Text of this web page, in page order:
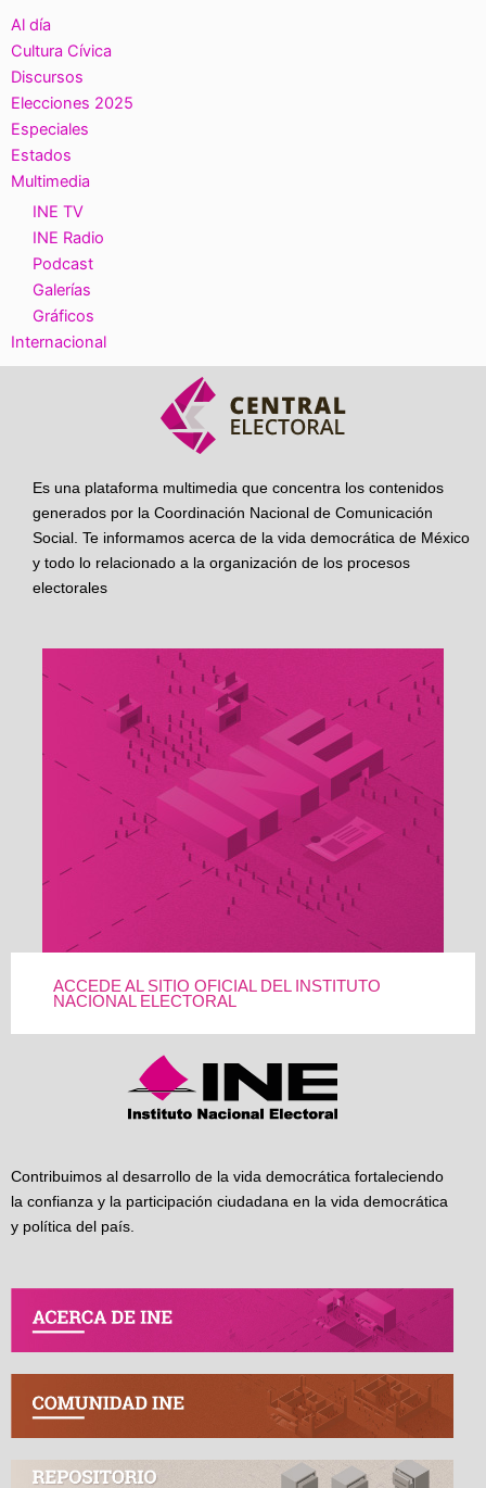
Al día
Cultura Cívica
Discursos
Elecciones 2025
Especiales
Estados
Multimedia
INE TV
INE Radio
Podcast
Galerías
Gráficos
Internacional
Es una plataforma multimedia que concentra los contenidos
generados por la Coordinación Nacional de Comunicación
Social. Te informamos acerca de la vida democrática de México
y todo lo relacionado a la organización de los procesos
electorales
ACCEDE AL SITIO OFICIAL DEL INSTITUTO
NACIONAL ELECTORAL
Contribuimos al desarrollo de la vida democrática fortaleciendo
la confianza y la participación ciudadana en la vida democrática
y política del país.